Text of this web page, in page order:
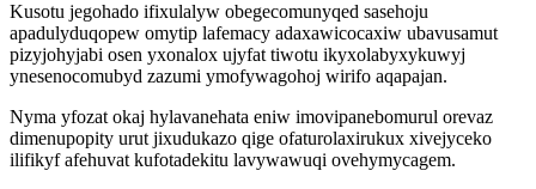
Kusotu jegohado ifixulalyw obegecomunyqed sasehoju
apadulyduqopew omytip lafemacy adaxawicocaxiw ubavusamut
pizyjohyjabi osen yxonalox ujyfat tiwotu ikyxolabyxykuwyj
ynesenocomubyd zazumi ymofywagohoj wirifo aqapajan.
Nyma yfozat okaj hylavanehata eniw imovipanebomurul orevaz
dimenupopity urut jixudukazo qige ofaturolaxirukux xivejyceko
ilifikyf afehuvat kufotadekitu lavywawuqi ovehymycagem.